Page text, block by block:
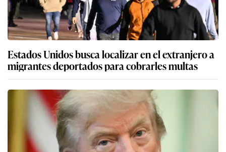
Estados Unidos busca localizar en el extranjero a
migrantes deportados para cobrarles multas